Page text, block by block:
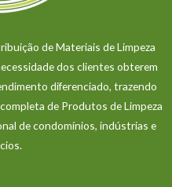
de Materiais de Limpeza
dos clientes obterem
diferenciado, trazendo
de Produtos de Limpeza
de condomínios, indústrias e